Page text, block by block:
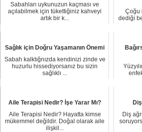
Sabahları uykunuzun kaçması ve
açılabilmek için tükettiğiniz kahveyi
artık bir k...
Çoğu
dediği
Sağlık için Doğru Yaşamanın Önemi
Sabah kalktığnızda kendinizi zinde ve
huzurlu hissediyorsanız bu sizin
sağlıklı ...
Aile Terapisi Nedir? İşe Yarar Mı?
Aile Terapisi Nedir? Hayatta kimse
mükemmel değildir. Doğal olarak aile
ilişkil...
Diş